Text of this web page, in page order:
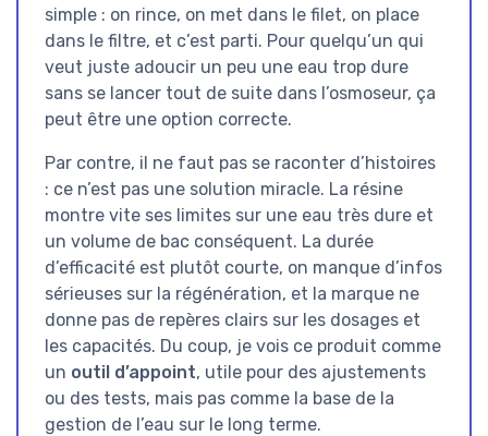
simple : on rince, on met dans le filet, on place
dans le filtre, et c’est parti. Pour quelqu’un qui
veut juste adoucir un peu une eau trop dure
sans se lancer tout de suite dans l’osmoseur, ça
peut être une option correcte.
Par contre, il ne faut pas se raconter d’histoires
: ce n’est pas une solution miracle. La résine
montre vite ses limites sur une eau très dure et
un volume de bac conséquent. La durée
d’efficacité est plutôt courte, on manque d’infos
sérieuses sur la régénération, et la marque ne
donne pas de repères clairs sur les dosages et
les capacités. Du coup, je vois ce produit comme
un outil d’appoint, utile pour des ajustements
ou des tests, mais pas comme la base de la
gestion de l’eau sur le long terme.